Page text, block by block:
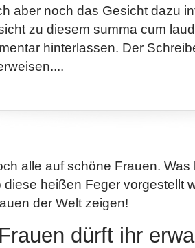
aber noch das Gesicht dazu
zu diesem summa cum
hinterlassen. Der
alle auf schöne Frauen.
diese heißen Feger vorgestellt
der Welt zeigen!
dürft ihr